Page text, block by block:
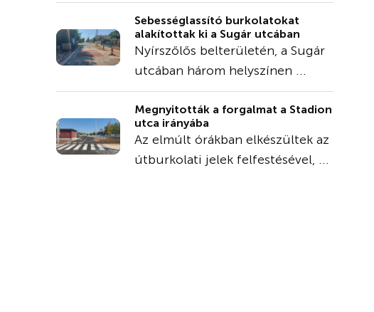
Sebességlassító burkolatokat
alakítottak ki a Sugár utcában
Nyírszőlős belterületén, a Sugár
utcában három helyszínen ...
Megnyitották a forgalmat a Stadion
utca irányába
Az elmúlt órákban elkészültek az
útburkolati jelek felfestésével, ...